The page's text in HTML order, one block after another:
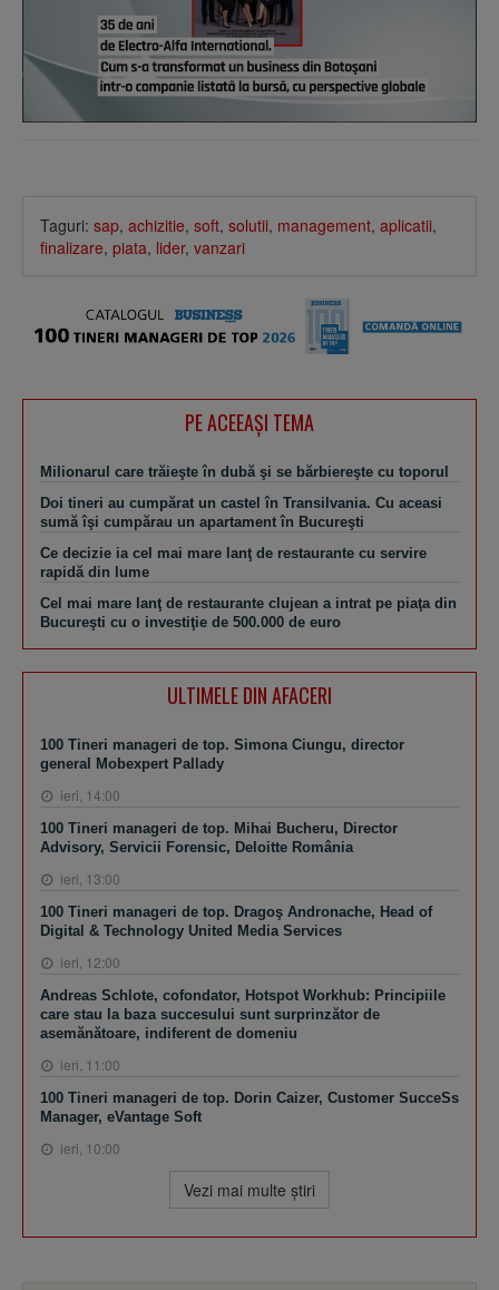
Taguri: sap, achizitie, soft, solutii, management, aplicatii,
finalizare, piata, lider, vanzari
PE ACEEAŞI TEMA
Milionarul care trăieşte în dubă şi se bărbiereşte cu toporul
Doi tineri au cumpărat un castel în Transilvania. Cu aceasi
sumă îşi cumpărau un apartament în Bucureşti
Ce decizie ia cel mai mare lanţ de restaurante cu servire
rapidă din lume
Cel mai mare lanţ de restaurante clujean a intrat pe piaţa din
Bucureşti cu o investiţie de 500.000 de euro
ULTIMELE DIN AFACERI
100 Tineri manageri de top. Simona Ciungu, director
general Mobexpert Pallady
ieri, 14:00
100 Tineri manageri de top. Mihai Bucheru, Director
Advisory, Servicii Forensic, Deloitte România
ieri, 13:00
100 Tineri manageri de top. Dragoş Andronache, Head of
Digital & Technology United Media Services
ieri, 12:00
Andreas Schlote, cofondator, Hotspot Workhub: Principiile
care stau la baza succesului sunt surprinzător de
asemănătoare, indiferent de domeniu
ieri, 11:00
100 Tineri manageri de top. Dorin Caizer, Customer SucceSs
Manager, eVantage Soft
ieri, 10:00
Vezi mai multe ştiri